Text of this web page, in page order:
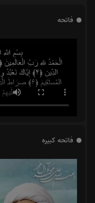
فاتحه
فاتحه کبیره